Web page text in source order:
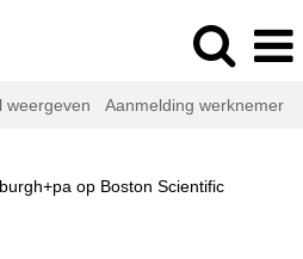
weergeven Aanmelding werknemer
op Boston Scientific(huidige